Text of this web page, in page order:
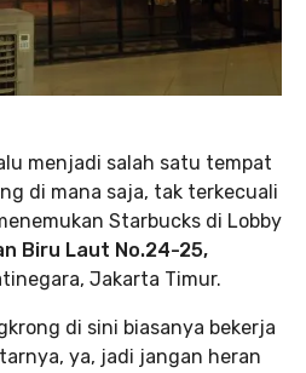
menjadi salah satu tempat
di mana saja, tak terkecuali
Starbucks di Lobby
Biru Laut No.24-25,
Jakarta Timur.
di sini biasanya bekerja
ya, jadi jangan heran